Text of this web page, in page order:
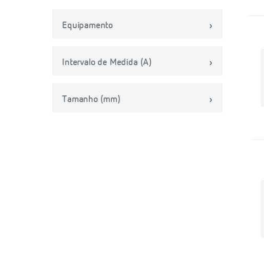
Equipamento
Intervalo de Medida (A)
Tamanho (mm)